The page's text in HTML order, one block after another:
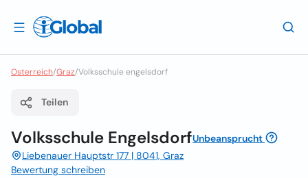
Osterreich/Graz/Volksschule engelsdorf
Teilen
Volksschule EngelsdorfUnbeansprucht
Liebenauer Hauptstr 177 | 8041, Graz
Bewertung schreiben